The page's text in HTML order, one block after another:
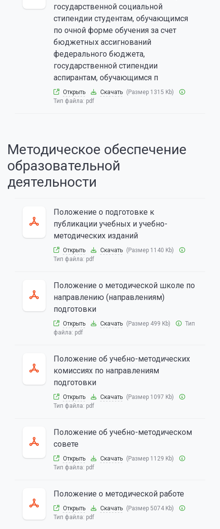
государственной социальной
стипендии студентам, обучающимся
по очной форме обучения за счет
бюджетных ассигнований
федерального бюджета,
государственной стипендии
аспирантам, обучающимся п
Открыть Скачать (Размер 1315 Kb)
Тип файла: pdf
Методическое обеспечение
образовательной
деятельности
Положение о подготовке к
публикации учебных и учебно-
методических изданий
Открыть Скачать (Размер 1140 Kb)
Тип файла: pdf
Положение о методической школе по
направлению (направлениям)
подготовки
Открыть Скачать (Размер 499 Kb)
Тип
файла: pdf
Положение об учебно-методических
комиссиях по направлениям
подготовки
Открыть Скачать (Размер 1097 Kb)
Тип файла: pdf
Положение об учебно-методическом
совете
Открыть Скачать (Размер 1129 Kb)
Тип файла: pdf
Положение о методической работе
Открыть Скачать (Размер 5074 Kb)
Тип файла: pdf